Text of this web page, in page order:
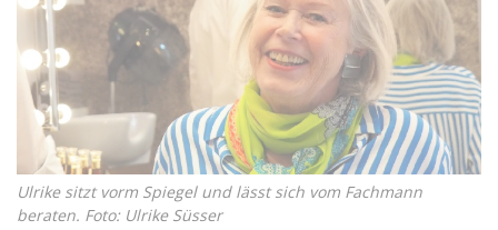
Ulrike sitzt vorm Spiegel und lässt sich vom Fachmann
beraten. Foto: Ulrike Süsser